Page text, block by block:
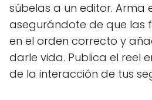
súbelas a un editor. Arma
asegurándote de que las
en el orden correcto y
darle vida. Publica el reel
de la interacción de tus